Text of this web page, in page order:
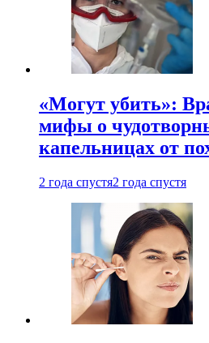
«Могут убить»:
мифы о
капельницах от
2 года спустя2 года спустя